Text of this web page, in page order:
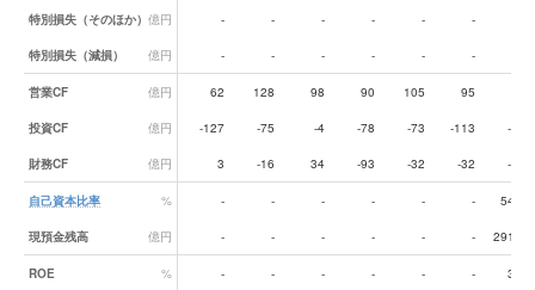
特別損失（そのほか） 億円 - - - - - -
特別損失（減損） 億円 - - - - - -
営業CF 億円 62 128 98 90 105 95
投資CF 億円 -127 -75 -4 -78 -73 -113 -48
財務CF 億円 3 -16 34 -93 -32 -32 -33
自己資本比率 % - - - - - - 54.5
現預金残高 億円 - - - - - - 291.6
ROE % - - - - - - 3.7